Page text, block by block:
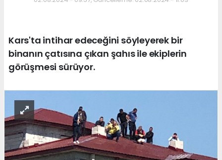
Kars'ta intihar edeceğini söyleyerek bir
binanın çatısına çıkan şahıs ile ekiplerin
görüşmesi sürüyor.